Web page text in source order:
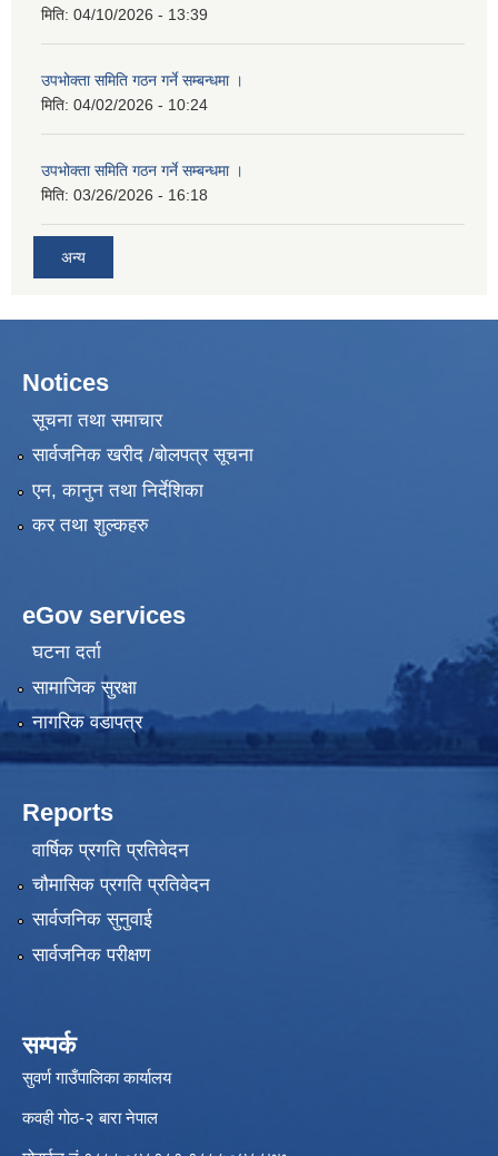
मिति: 04/10/2026 - 13:39
उपभोक्ता समिति गठन गर्ने सम्बन्धमा ।
मिति: 04/02/2026 - 10:24
उपभोक्ता समिति गठन गर्ने सम्बन्धमा ।
मिति: 03/26/2026 - 16:18
अन्य
Notices
सूचना तथा समाचार
सार्वजनिक खरीद /बोलपत्र सूचना
एन, कानुन तथा निर्देशिका
कर तथा शुल्कहरु
eGov services
घटना दर्ता
सामाजिक सुरक्षा
नागरिक वडापत्र
Reports
वार्षिक प्रगति प्रतिवेदन
चौमासिक प्रगति प्रतिवेदन
सार्वजनिक सुनुवाई
सार्वजनिक परीक्षण
सम्पर्क
सुवर्ण गाउँपालिका कार्यालय
कवही गोठ-२ बारा नेपाल